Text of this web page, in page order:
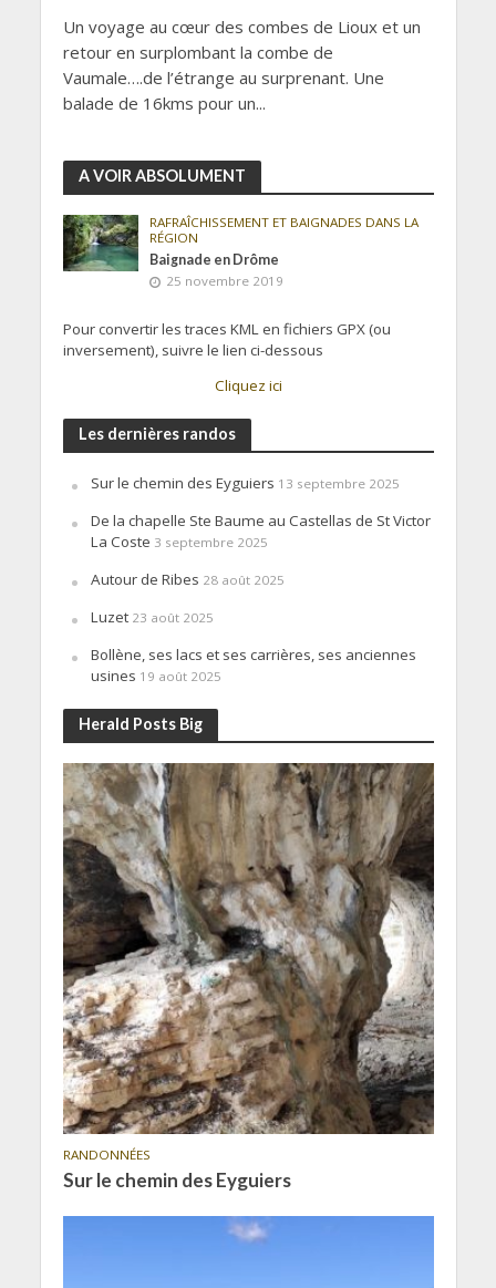
Un voyage au cœur des combes de Lioux et un
retour en surplombant la combe de
Vaumale….de l’étrange au surprenant. Une
balade de 16kms pour un...
A VOIR ABSOLUMENT
RAFRAÎCHISSEMENT ET BAIGNADES DANS LA
RÉGION
Baignade en Drôme
25 novembre 2019
Pour convertir les traces KML en fichiers GPX (ou
inversement), suivre le lien ci-dessous
Cliquez ici
Les dernières randos
Sur le chemin des Eyguiers 13 septembre 2025
De la chapelle Ste Baume au Castellas de St Victor
La Coste 3 septembre 2025
Autour de Ribes 28 août 2025
Luzet 23 août 2025
Bollène, ses lacs et ses carrières, ses anciennes
usines 19 août 2025
Herald Posts Big
RANDONNÉES
Sur le chemin des Eyguiers